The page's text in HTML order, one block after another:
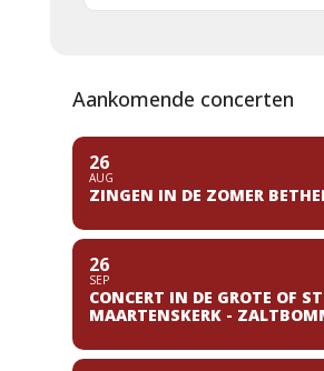
Aankomende concerten
26
AUG
ZINGEN IN DE ZOMER
26
SEP
CONCERT IN DE GROTE OF
MAARTENSKERK -